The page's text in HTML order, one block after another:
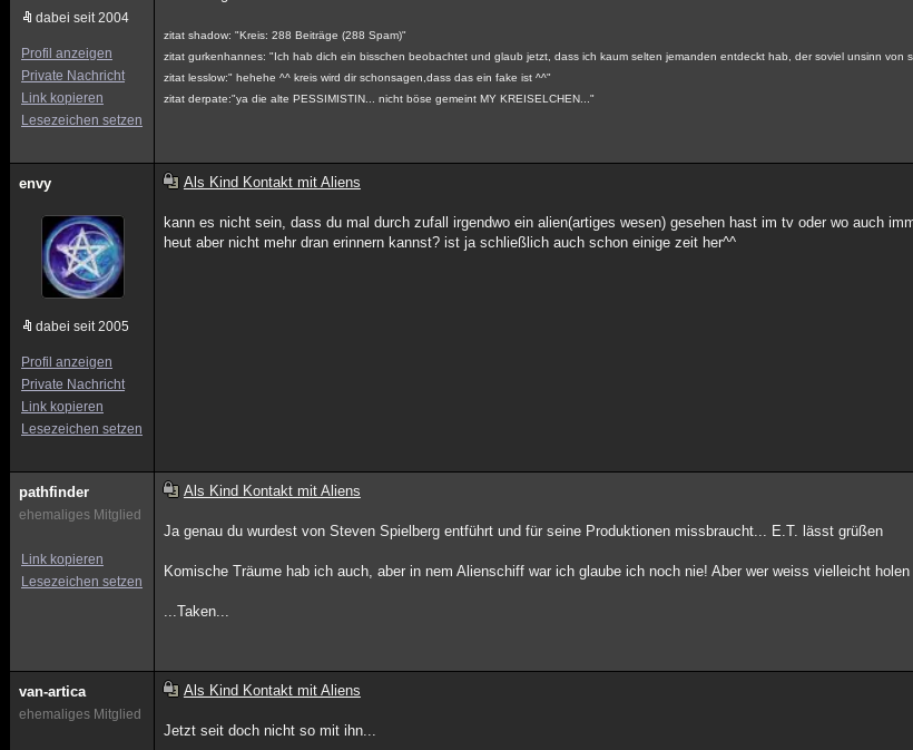
dabei seit 2004
Profil anzeigen
Private Nachricht
Link kopieren
Lesezeichen setzen
zitat shadow: "Kreis: 288 Beiträge (288 Spam)"
zitat gurkenhannes: "Ich hab dich ein bisschen beobachtet und glaub jetzt, dass ich kaum selten jemanden entdeckt hab, der soviel unsinn von
zitat lesslow:" hehehe ^^ kreis wird dir schonsagen,dass das ein fake ist ^^"
zitat derpate:"ya die alte PESSIMISTIN... nicht böse gemeint MY KREISELCHEN..."
envy
dabei seit 2005
Profil anzeigen
Private Nachricht
Link kopieren
Lesezeichen setzen
Als Kind Kontakt mit Aliens
kann es nicht sein, dass du mal durch zufall irgendwo ein alien(artiges wesen) gesehen hast im tv oder wo auch
heut aber nicht mehr dran erinnern kannst? ist ja schließlich auch schon einige zeit her^^
pathfinder
ehemaliges Mitglied
Link kopieren
Lesezeichen setzen
Als Kind Kontakt mit Aliens
Ja genau du wurdest von Steven Spielberg entführt und für seine Produktionen missbraucht... E.T. lässt grüßen
Komische Träume hab ich auch, aber in nem Alienschiff war ich glaube ich noch nie! Aber wer weiss vielleicht
...Taken...
van-artica
ehemaliges Mitglied
Als Kind Kontakt mit Aliens
Jetzt seit doch nicht so mit ihn...